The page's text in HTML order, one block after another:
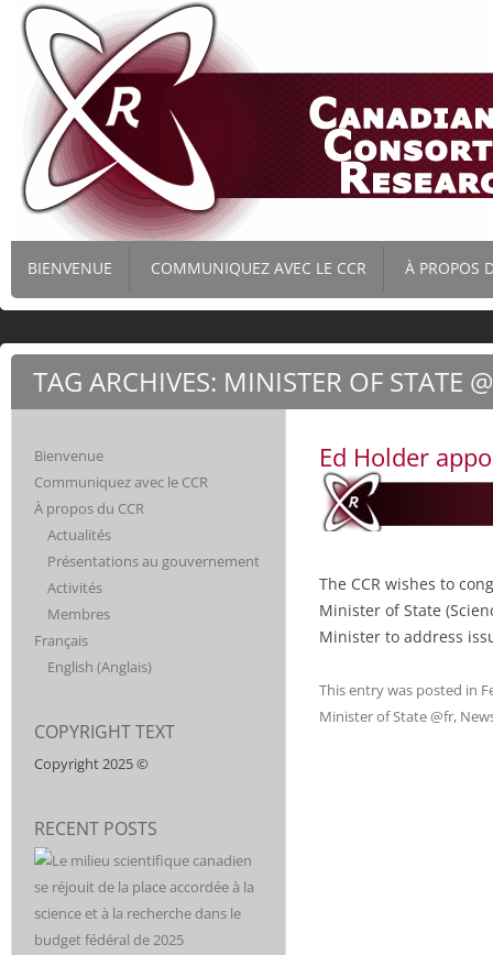
THE CANADIAN
CONSORTIUM
FOR RESEARCH
(CCR) IS THE
ADVOCACY
COALITION IN
CANADA,
RESEARCH
FUNDING IN ALL
DISCIPLINES AND
SUPPORT FOR
POST-
SECONDARY
EDUCATION. CCR
IS MADE UP OF
20
ORGANIZATIONS,
MORE THAN
50,000
STUDENTS
ACROSS
DISCIPLINES.
CANADIAN
CONSORTIUM
FOR
RESEARCH –
LE
CONSORTIUM
CANADIEN
POUR LA
RECHERCHÉ
BIENVENUE COMMUNIQUEZ AVEC LE CCR À PROPOS
ACTUALITÉS
MEMBRES
TAG ARCHIVES: MINISTER OF STATE
Ed Holder
The CCR wishes to
Minister of State
Minister to address
This entry was posted in
Minister of State @fr,
Bienvenue
Communiquez avec le CCR
À propos du CCR
Actualités
Présentations au gouvernement
Activités
Membres
Français
English (Anglais)
COPYRIGHT TEXT
Copyright 2025 ©
RECENT POSTS